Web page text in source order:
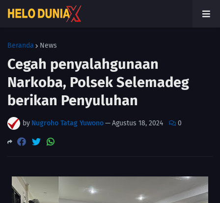
Beranda News
Cegah penyalahgunaan
Narkoba, Polsek Selemadeg
berikan Penyuluhan
by Nugroho Tatag Yuwono—Agustus 18, 2024 0